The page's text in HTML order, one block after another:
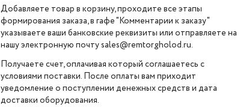
Добавляете товар в корзину, проходите все этапы
формирования заказа, в гафе "Комментарии к заказу"
указываете ваши банковские реквизиты или отправляете на
нашу электронную почту sales@remtorgholod.ru.
Получаете счет, оплачивая который соглашаетесь с
условиями поставки. После оплаты вам приходит
уведомление о поступлении денежных средств и дата
доставки оборудования.